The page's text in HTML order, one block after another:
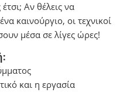
Αν θέλεις να
καινούργιο, οι τεχνικοί
μέσα σε λίγες ώρες!
και η εργασία